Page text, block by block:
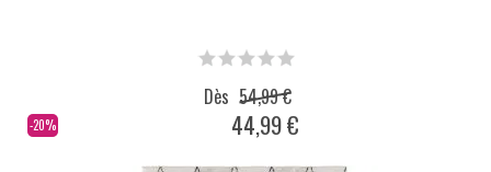
-20%
Dès 54,99 €
44,99 €